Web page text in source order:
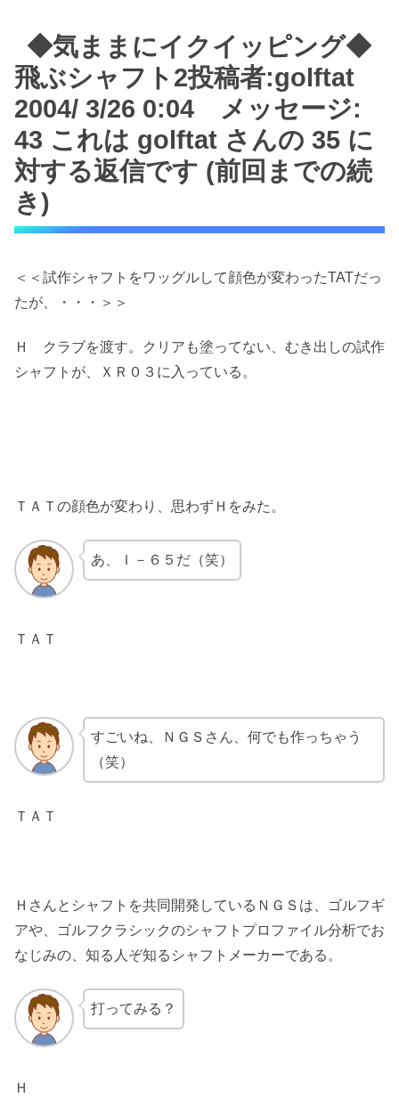
◆気ままにイクイッピング◆
飛ぶシャフト2投稿者:golftat
2004/ 3/26 0:04 メッセージ:
43 これは golftat さんの 35 に
対する返信です (前回までの続
き)
＜＜試作シャフトをワッグルして顔色が変わったTATだっ
たが、・・・＞＞
Ｈ クラブを渡す。クリアも塗ってない、むき出しの試作
シャフトが、ＸＲ０３に入っている。
ＴＡＴの顔色が変わり、思わずＨをみた。
あ、Ｉ－６５だ（笑）
ＴＡＴ
すごいね、ＮＧＳさん、何でも作っちゃう
（笑）
ＴＡＴ
Ｈさんとシャフトを共同開発しているＮＧＳは、ゴルフギ
アや、ゴルフクラシックのシャフトプロファイル分析でお
なじみの、知る人ぞ知るシャフトメーカーである。
打ってみる？
Ｈ